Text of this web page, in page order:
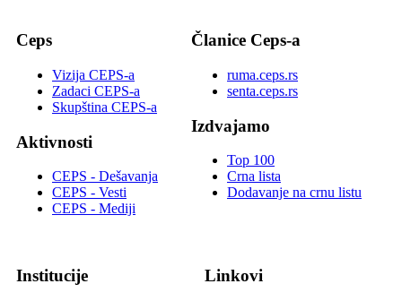
Ceps
Vizija CEPS-a
Zadaci CEPS-a
Skupština CEPS-a
Aktivnosti
CEPS - Dešavanja
CEPS - Vesti
CEPS - Mediji
Članice Ceps-a
ruma.ceps.rs
senta.ceps.rs
Izdvajamo
Top 100
Crna lista
Dodavanje na crnu listu
Institucije Linkovi